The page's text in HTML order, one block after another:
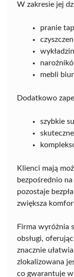
W zakresie jej
pranie
mebli
Dodatkowo
szybkie
Klienci mają
bezpośrednio
pozostaje
zwiększa
Firma wyróżnia
obsługi,
znacznie
zlokalizowana
co gwarantuje